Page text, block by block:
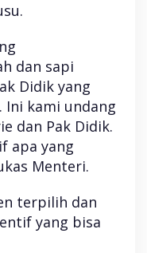
dan sapi
Didik yang
Ini kami undang
dan Pak Didik.
apa yang
Menteri.
terpilih dan
yang bisa